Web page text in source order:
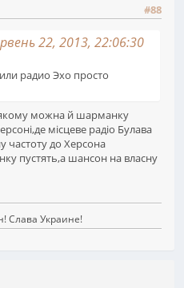
#88
22, 2013, 22:06:30
радио Эхо просто
можна й шарманку
місцеве радіо Булава
частоту до Херсона
пустять,а шансон на власну
Слава Украине!